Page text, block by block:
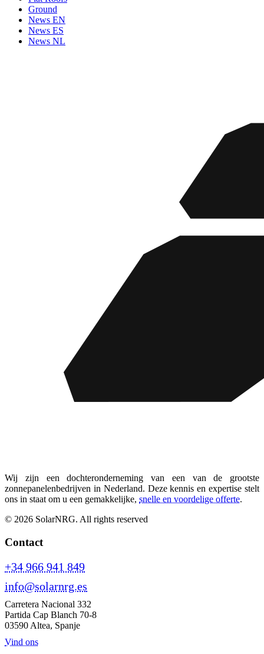
Ground
News EN
News ES
News NL
Wij zijn een dochteronderneming van een van de grootste
zonnepanelenbedrijven in Nederland. Deze kennis en expertise stelt
ons in staat om u een gemakkelijke, snelle en voordelige offerte.
© 2026 SolarNRG. All rights reserved
Contact
+34 966 941 849
info@solarnrg.es
Carretera Nacional 332
Partida Cap Blanch 70-8
03590 Altea, Spanje
Vind ons